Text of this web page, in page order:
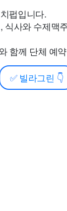
펍입니다.
식사와 수제맥
함께 단체 예
✅빌라그린 👇